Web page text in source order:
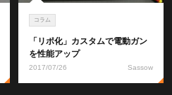
コラム
「リポ化」カスタムで電動ガン
を性能アップ
2017/07/26 Sassow